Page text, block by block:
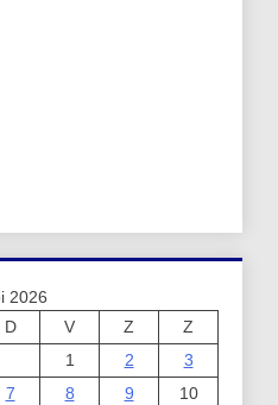
2026
D V Z
Z
1
2
3
7 8 9
10